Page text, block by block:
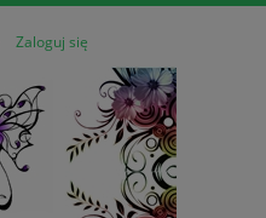
Zaloguj się